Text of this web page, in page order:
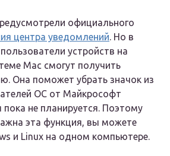
официального
центра уведомлений. Но в
устройств на
Мас смогут получить
Она поможет убрать значок из
ОС от Майкрософт
не планируется. Поэтому
эта функция, вы можете
и Linux на одном компьютере.